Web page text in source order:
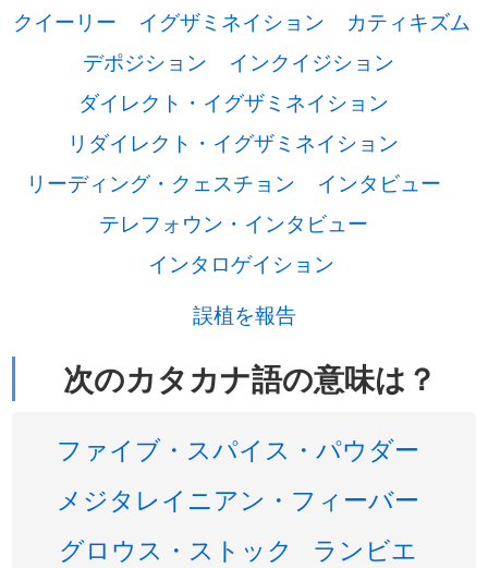
クイーリー
イグザミネイション
カティキズム
デポジション
インクイジション
ダイレクト・イグザミネイション
リダイレクト・イグザミネイション
リーディング・クェスチョン
インタビュー
テレフォウン・インタビュー
インタロゲイション
誤植を報告
次のカタカナ語の意味は？
ファイブ・スパイス・パウダー
メジタレイニアン・フィーバー
グロウス・ストック
ランビエ